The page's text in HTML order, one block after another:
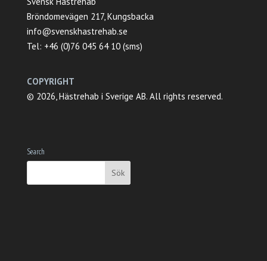
Bröndomevägen 217, Kungsbacka
info@svenskhastrehab.se
Tel: +46 (0)76 045 64 10 (sms)
COPYRIGHT
© 2026, Hästrehab i Sverige AB. All rights reserved.
Search